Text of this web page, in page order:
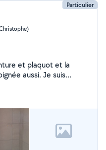
Particulier
et plaquot et la
aussi. Je suis